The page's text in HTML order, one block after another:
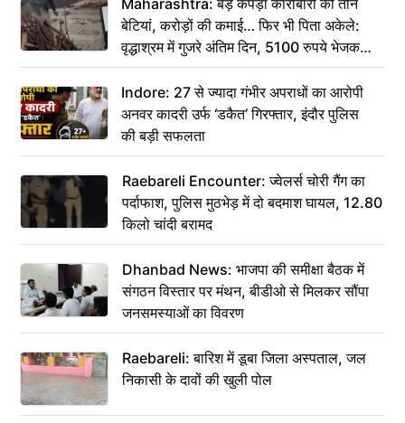
Maharashtra: बड़े कपड़ा कारोबारी की तीन
बेटियां, करोड़ों की कमाई… फिर भी पिता अकेले:
वृद्धाश्रम में गुजरे अंतिम दिन, 5100 रुपये भेजकर
कहा– अंतिम संस्कार कर दीजिए हम नहीं आ पाएंगे
Indore: 27 से ज्यादा गंभीर अपराधों का आरोपी
अनवर कादरी उर्फ ‘डकैत’ गिरफ्तार, इंदौर पुलिस
की बड़ी सफलता
Raebareli Encounter: ज्वेलर्स चोरी गैंग का
पर्दाफाश, पुलिस मुठभेड़ में दो बदमाश घायल, 12.80
किलो चांदी बरामद
Dhanbad News: भाजपा की समीक्षा बैठक में
संगठन विस्तार पर मंथन, बीडीओ से मिलकर सौंपा
जनसमस्याओं का विवरण
Raebareli: बारिश में डूबा जिला अस्पताल, जल
निकासी के दावों की खुली पोल